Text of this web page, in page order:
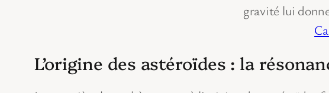
gravité lui
L’origine des astéroïdes : la